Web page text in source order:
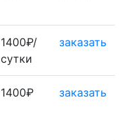
1400₽/
сутки
заказать
1400₽ заказать